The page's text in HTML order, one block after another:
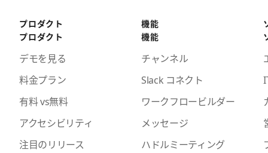
プロダクト
プロダクト
デモを見る
料金プラン
有料 vs無料
アクセシビリティ
注目のリリース
機能
機能
チャンネル
Slack コネクト
ワークフロービルダー
メッセージ
ハドルミーティング